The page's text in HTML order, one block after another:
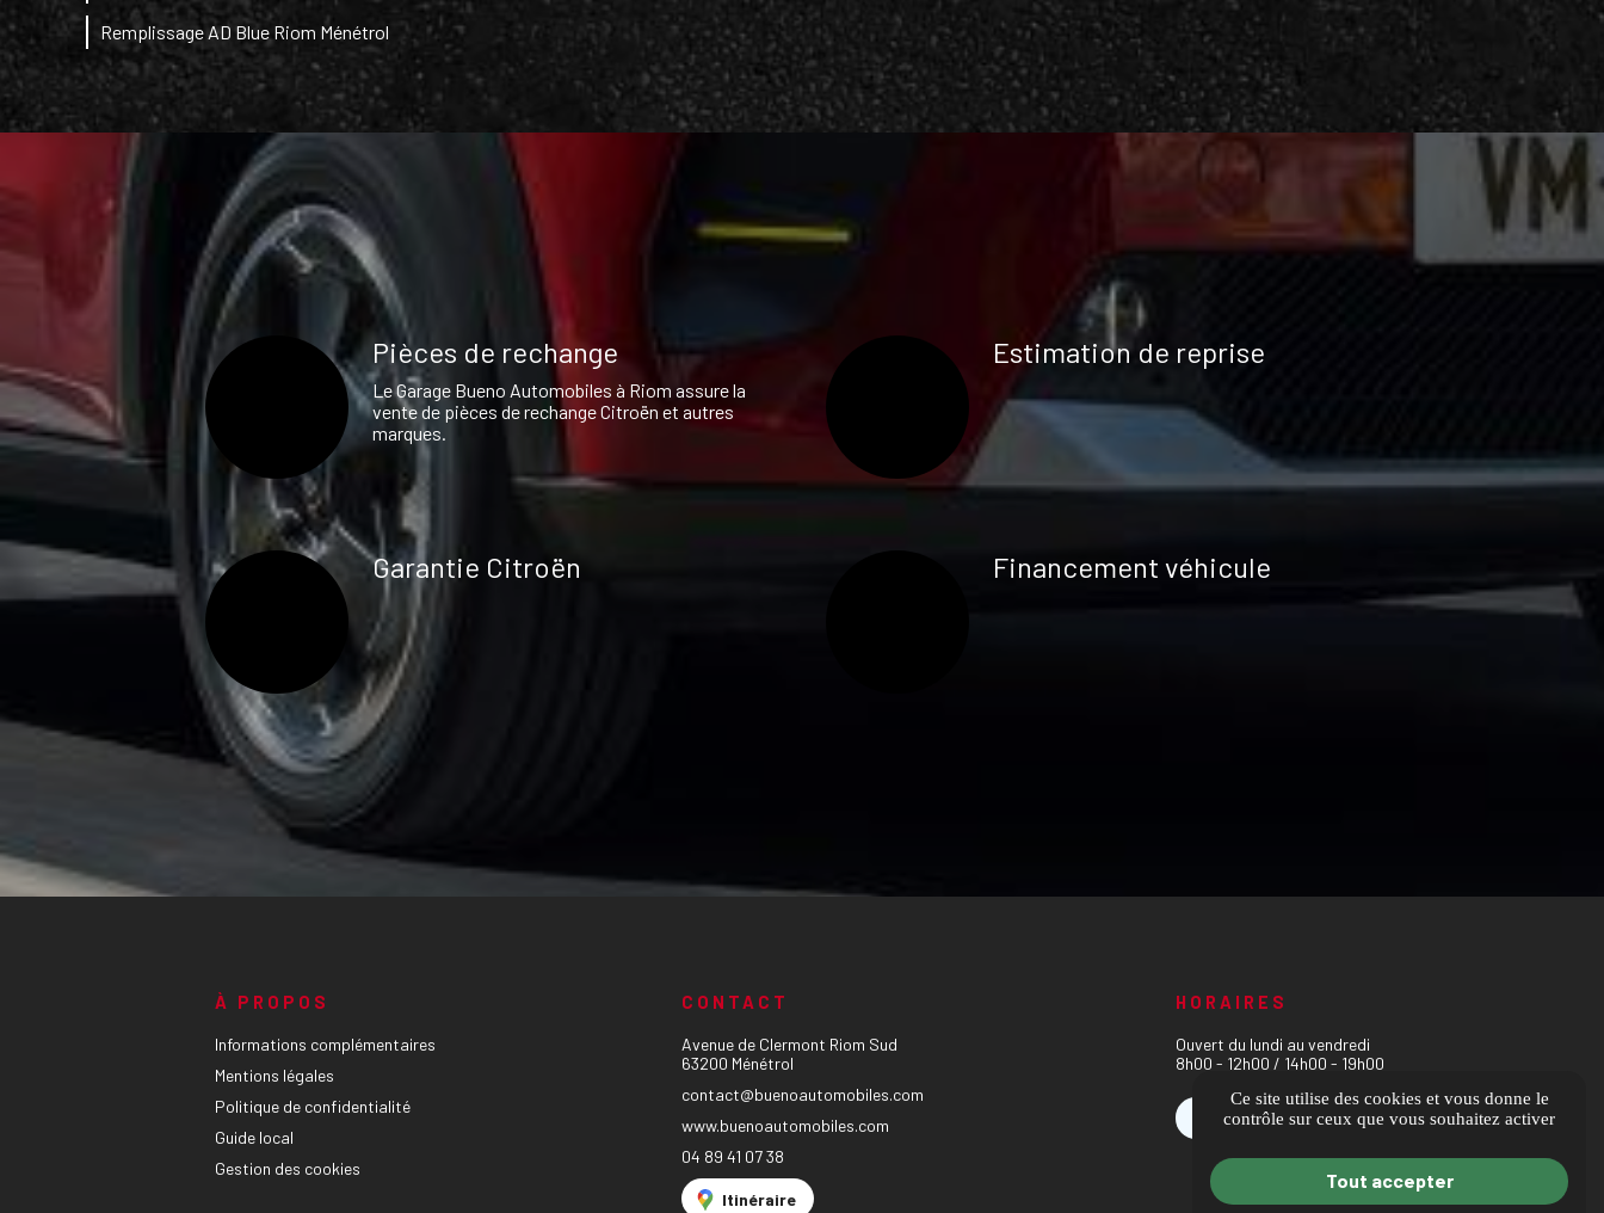
Remplissage AD Blue Riom Ménétrol
Pièces de rechange
Le Garage Bueno Automobiles à Riom assure la
vente de pièces de rechange Citroën et autres
marques.
Estimation de reprise
Garantie Citroën Financement véhicule
À PROPOS
Informations complémentaires
Mentions légales
Politique de confidentialité
Guide local
Gestion des cookies
CONTACT
Avenue de Clermont Riom Sud
63200 Ménétrol
contact@buenoautomobiles.com
www.buenoautomobiles.com
04 89 41 07 38
Itinéraire
HORAIRES
Ouvert du lundi au vendredi
8h00 - 12h00 / 14h00 - 19h00
Avis clients
Ce site utilise des cookies et vous donne le
contrôle sur ceux que vous souhaitez activer
Tout accepter